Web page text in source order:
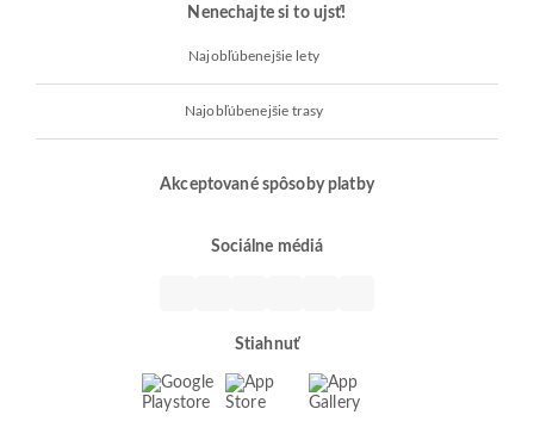
Nenechajte si to ujsť!
Najobľúbenejšie lety
Najobľúbenejšie trasy
Akceptované spôsoby platby
Sociálne médiá
Stiahnuť